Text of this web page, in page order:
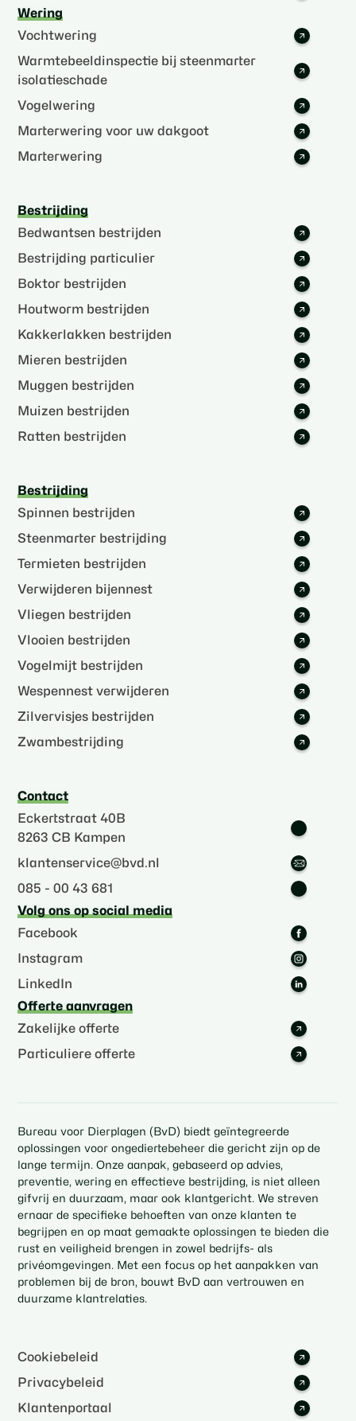
Wering
Vochtwering
Warmtebeeldinspectie bij steenmarter
isolatieschade
Vogelwering
Marterwering voor uw dakgoot
Marterwering
Bestrijding
Bedwantsen bestrijden
Bestrijding particulier
Boktor bestrijden
Houtworm bestrijden
Kakkerlakken bestrijden
Mieren bestrijden
Muggen bestrijden
Muizen bestrijden
Ratten bestrijden
Bestrijding
Spinnen bestrijden
Steenmarter bestrijding
Termieten bestrijden
Verwijderen bijennest
Vliegen bestrijden
Vlooien bestrijden
Vogelmijt bestrijden
Wespennest verwijderen
Zilvervisjes bestrijden
Zwambestrijding
Contact
Eckertstraat 40B
8263 CB Kampen
klantenservice@bvd.nl
085 - 00 43 681
Volg ons op social media
Facebook
Instagram
LinkedIn
Offerte aanvragen
Zakelijke offerte
Particuliere offerte
Bureau voor Dierplagen (BvD) biedt geïntegreerde
oplossingen voor ongediertebeheer die gericht zijn op de
lange termijn. Onze aanpak, gebaseerd op advies,
preventie, wering en effectieve bestrijding, is niet alleen
gifvrij en duurzaam, maar ook klantgericht. We streven
ernaar de specifieke behoeften van onze klanten te
begrijpen en op maat gemaakte oplossingen te bieden die
rust en veiligheid brengen in zowel bedrijfs- als
privéomgevingen. Met een focus op het aanpakken van
problemen bij de bron, bouwt BvD aan vertrouwen en
duurzame klantrelaties.
Cookiebeleid
Privacybeleid
Klantenportaal